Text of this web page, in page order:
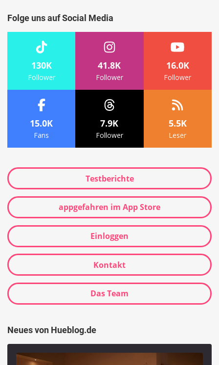
Folge uns auf Social Media
130K
Follower
41.8K
Follower
16.0K
Follower
15.0K
Fans
7.9K
Follower
5.5K
Leser
Testberichte
appgefahren im App Store
Einloggen
Kontakt
Das Team
Neues von Hueblog.de